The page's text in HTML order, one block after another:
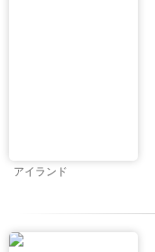
アイランド